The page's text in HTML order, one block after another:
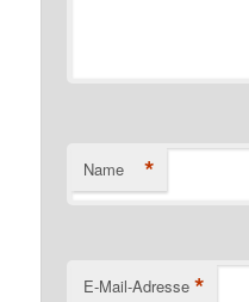
Name *
E-Mail-Adresse *